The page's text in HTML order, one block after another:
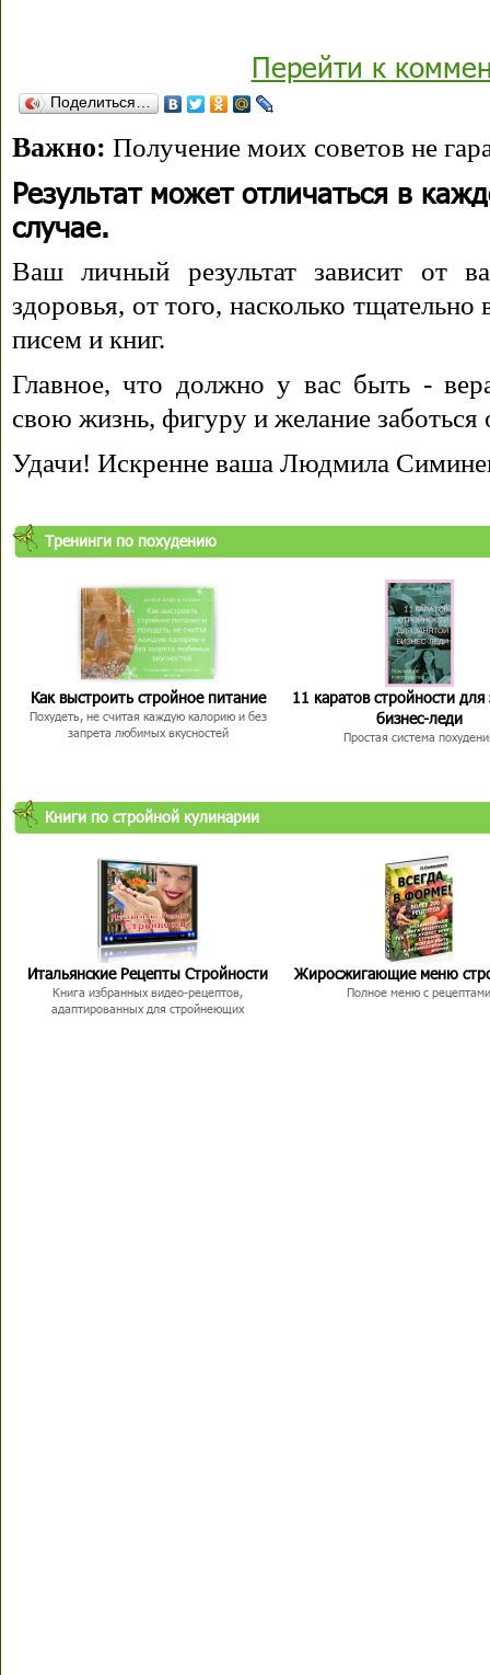
Перейти к
Поделиться…
Важно: Получение моих советов не
Результат может отличаться в
случае.
Ваш личный результат зависит от
здоровья, от того, насколько
писем и книг.
Главное, что должно у вас быть -
свою жизнь, фигуру и желание заботься
Удачи! Искренне ваша Людмила
Тренинги по похудению
Как выстроить стройное питание
Похудеть, не считая каждую калорию и без
запрета любимых вкусностей
11 каратов стройности для
бизнес-леди
Простая система
Книги по стройной кулинарии
Итальянские Рецепты Стройности
Книга избранных видео-рецептов,
адаптированных для стройнеющих
Жиросжигающие меню
Полное меню с рецептами